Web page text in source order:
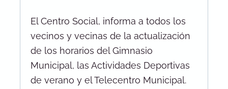
El Centro Social, informa a todos los
vecinos y vecinas de la actualización
de los horarios del Gimnasio
Municipal, las Actividades Deportivas
de verano y el Telecentro Municipal.